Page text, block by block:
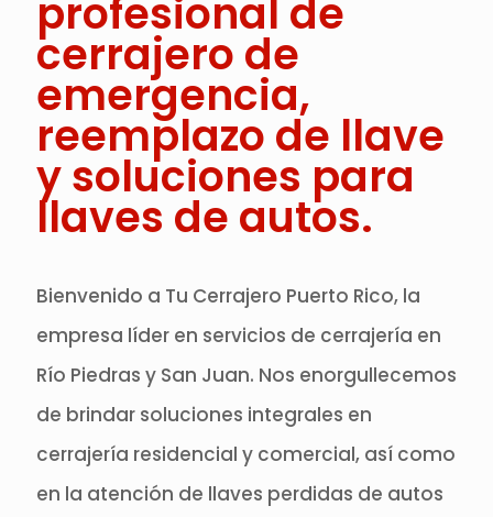
profesional de
cerrajero de
emergencia,
reemplazo de llave
y soluciones para
llaves de autos.
Bienvenido a Tu Cerrajero Puerto Rico, la
empresa líder en servicios de cerrajería en
Río Piedras y San Juan. Nos enorgullecemos
de brindar soluciones integrales en
cerrajería residencial y comercial, así como
en la atención de llaves perdidas de autos